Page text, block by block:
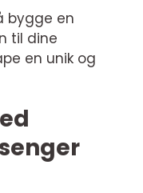
bygge en
til dine
en unik og